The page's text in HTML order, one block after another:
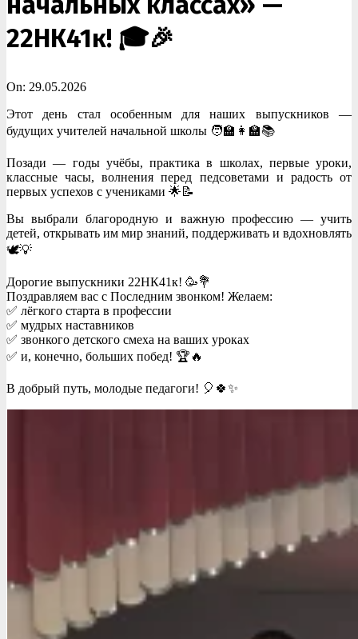
22НК41к! 🎓🎉
On: 29.05.2026
Этот день стал особенным для наших выпускников —
будущих учителей начальной школы 🧑‍🏫👩‍🏫📚
Позади — годы учёбы, практика в школах, первые уроки,
классные часы, волнения перед педсоветами и радость от
первых успехов с учениками 🌟📝
Вы выбрали благородную и важную профессию — учить
детей, открывать им мир знаний, поддерживать и вдохновлять
🕊️💡
Дорогие выпускники 22НК41к! 🥳💐
Поздравляем вас с Последним звонком! Желаем:
✅ лёгкого старта в профессии
✅ мудрых наставников
✅ звонкого детского смеха на ваших уроках
✅ и, конечно, больших побед! 🏆🔥
В добрый путь, молодые педагоги! 🎈🍀✨